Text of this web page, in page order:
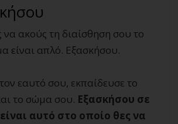
ακούς τη διαίσθηση σου το
είναι απλό. Εξασκήσου.
εαυτό σου, εκπαίδευσε το
το σώμα σου. Εξασκήσου σε
αυτό στο οποίο θες να